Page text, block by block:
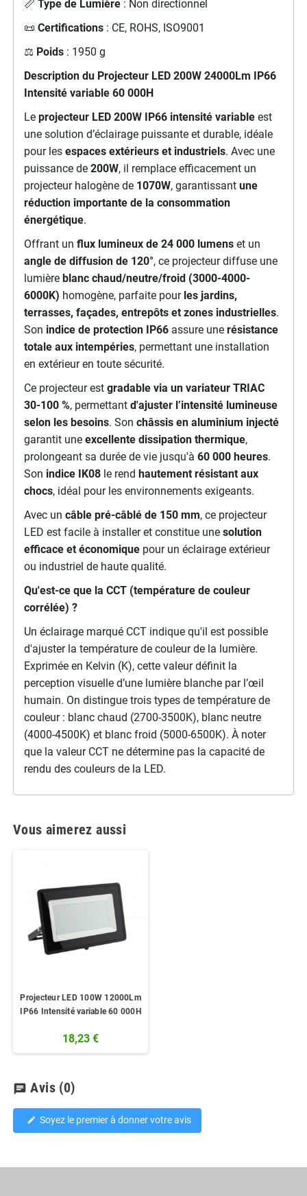
📏 Type de Lumière: Non directionnel
📜 Certifications: CE, ROHS, ISO9001
⚖️ Poids: 1950 g
Description du Projecteur LED 200W 24000Lm IP66
Intensité variable 60 000H
Le projecteur LED 200W IP66 intensité variableest
une solution d’éclairage puissante et durable, idéale
pour les espaces extérieurs et industriels. Avec une
puissance de 200W, il remplace efficacement un
projecteur halogène de 1070W, garantissant une
réduction importante de la consommation
énergétique.
Offrant un flux lumineux de 24 000 lumenset un
angle de diffusion de 120°, ce projecteur diffuse une
lumière blanc chaud/neutre/froid (3000-4000-
6000K) homogène, parfaite pour les jardins,
terrasses, façades, entrepôts et zones industrielles.
Son indice de protection IP66assure une résistance
totale aux intempéries, permettant une installation
en extérieur en toute sécurité.
Ce projecteur est gradable via un variateur TRIAC
30-100 %, permettant d'ajuster l’intensité lumineuse
selon les besoins. Son châssis en aluminium injecté
garantit une excellente dissipation thermique,
prolongeant sa durée de vie jusqu'à 60 000 heures.
Son indice IK08le rend hautement résistant aux
chocs, idéal pour les environnements exigeants.
Avec un câble pré-câblé de 150 mm, ce projecteur
LED est facile à installer et constitue une solution
efficace et économiquepour un éclairage extérieur
ou industriel de haute qualité.
Qu'est-ce que la CCT (température de couleur
corrélée) ?
Un éclairage marqué CCT indique qu'il est possible
d'ajuster la température de couleur de la lumière.
Exprimée en Kelvin (K), cette valeur définit la
perception visuelle d’une lumière blanche par l’œil
humain. On distingue trois types de température de
couleur : blanc chaud (2700-3500K), blanc neutre
(4000-4500K) et blanc froid (5000-6500K). À noter
que la valeur CCT ne détermine pas la capacité de
rendu des couleurs de la LED.
Vous aimerez aussi
Projecteur LED 100W 12000Lm
IP66 Intensité variable 60 000H
18,23 €
chat Avis (0)
edit Soyez le premier à donner votre avis